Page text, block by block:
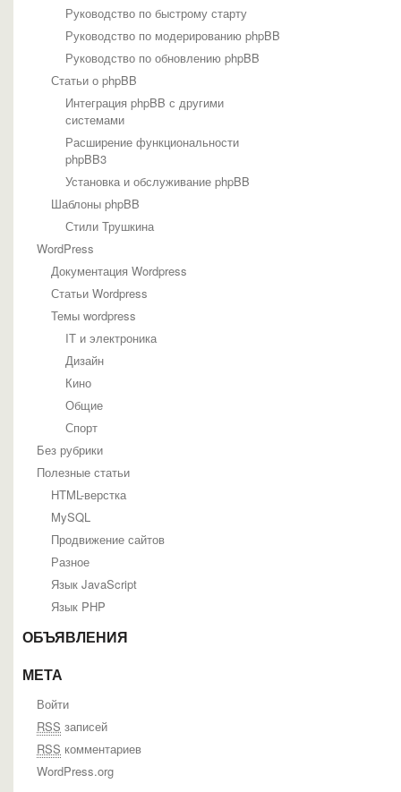
Руководство по быстрому старту
Руководство по модерированию phpBB
Руководство по обновлению phpBB
Статьи о phpBB
Интеграция phpBB с другими
системами
Расширение функциональности
phpBB3
Установка и обслуживание phpBB
Шаблоны phpBB
Стили Трушкина
WordPress
Документация Wordpress
Статьи Wordpress
Темы wordpress
IT и электроника
Дизайн
Кино
Общие
Спорт
Без рубрики
Полезные статьи
HTML-верстка
MySQL
Продвижение сайтов
Разное
Язык JavaScript
Язык PHP
ОБЪЯВЛЕНИЯ
МЕТА
Войти
RSS записей
RSS комментариев
WordPress.org